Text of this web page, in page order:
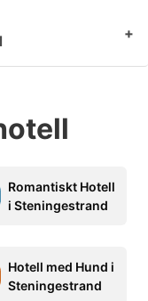
+
Romantiskt Hotell
i Steningestrand
Hotell med Hund i
Steningestrand